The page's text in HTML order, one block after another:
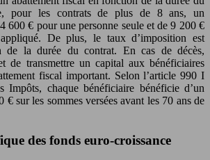
pour les contrats de plus de 8 ans, un
600 € pour une personne seule et de 9 200 €
De plus, le taux d’imposition est
de la durée du contrat. En cas de décès,
de transmettre un capital aux bénéficiaires
fiscal important. Selon l’article 990 I
Impôts, chaque bénéficiaire bénéficie d’un
€ sur les sommes versées avant les 70 ans de
des fonds euro-croissance